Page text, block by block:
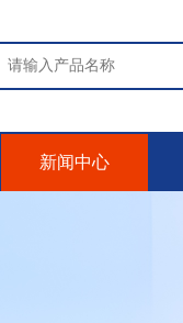
新闻中心